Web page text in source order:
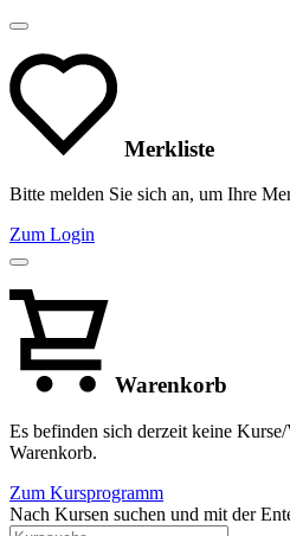
Merkliste
Bitte melden Sie sich an, um Ihre
Zum Login
Warenkorb
Es befinden sich derzeit keine
Warenkorb.
Zum Kursprogramm
Nach Kursen suchen und mit der